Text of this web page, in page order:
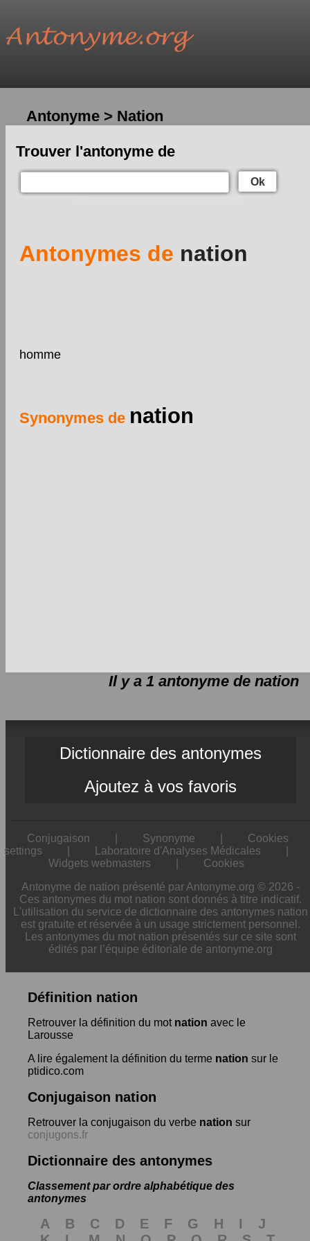
Antonyme > Nation
Trouver l'antonyme de
Ok
Antonymes de nation
homme
Synonymes de nation
Il y a 1 antonyme de nation
Dictionnaire des antonymes
Ajoutez à vos favoris
Conjugaison Synonyme
Cookies
settings
Laboratoire d'Analyses Médicales
Widgets webmasters
Cookies
Antonyme de nation présenté par Antonyme.org © 2026 -
Ces antonymes du mot nation sont donnés à titre indicatif.
L'utilisation du service de dictionnaire des antonymes nation
est gratuite et réservée à un usage strictement personnel.
Les antonymes du mot nation présentés sur ce site sont
édités par l’équipe éditoriale de antonyme.org
Définition nation
Retrouver la définition du mot nation avec le
Larousse
A lire également la définition du terme nation sur le
ptidico.com
Conjugaison nation
Retrouver la conjugaison du verbe nation sur
conjugons.fr
Dictionnaire des antonymes
Classement par ordre alphabétique des
antonymes
A B C D E F G H I
J